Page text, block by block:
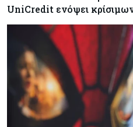
UniCredit ενόψει